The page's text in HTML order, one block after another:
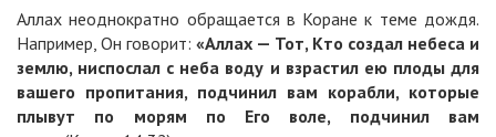
Аллах неоднократно обращается в Коране к теме дождя.
Например, Он говорит: «Аллах — Тот, Кто создал небеса и
землю, ниспослал с неба воду и взрастил ею плоды для
вашего пропитания, подчинил вам корабли, которые
плывут по морям по Его воле, подчинил вам